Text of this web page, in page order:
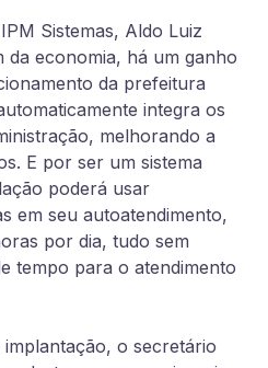
Sistemas, Aldo Luiz
da economia, há um ganho
da prefeitura
integra os
melhorando a
E por ser um sistema
poderá usar
em seu autoatendimento,
por dia, tudo sem
tempo para o atendimento
o secretário